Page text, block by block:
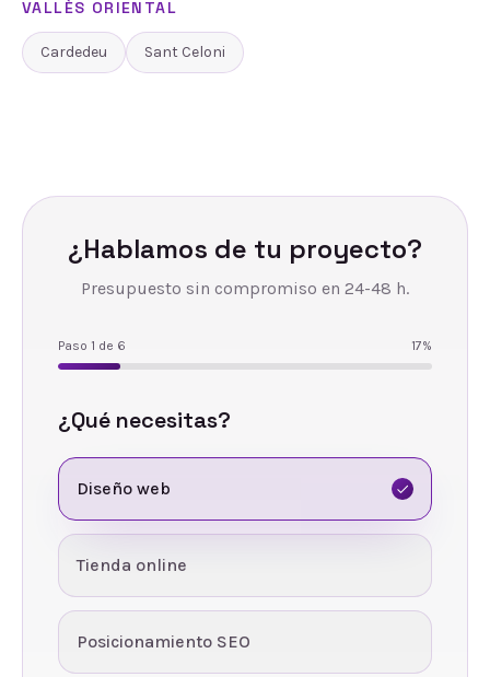
VALLÈS ORIENTAL
Cardedeu Sant Celoni
¿Hablamos de tu proyecto?
Presupuesto sin compromiso en 24-48 h.
Paso 1 de 6 17%
¿Qué necesitas?
Diseño web
Tienda online
Posicionamiento SEO